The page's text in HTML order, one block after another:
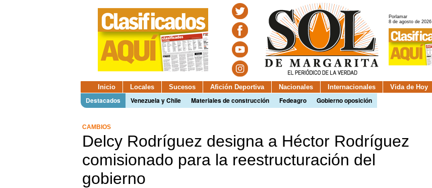
Porlamar
8 de agosto de 2026
Inicio Locales Sucesos Afición Deportiva Nacionales Internacionales Vida de Hoy
Destacados Venezuela y Chile Materiales de construcción Fedeagro Gobierno oposición
CAMBIOS
Delcy Rodríguez designa a Héctor Rodríguez
comisionado para la reestructuración del
gobierno